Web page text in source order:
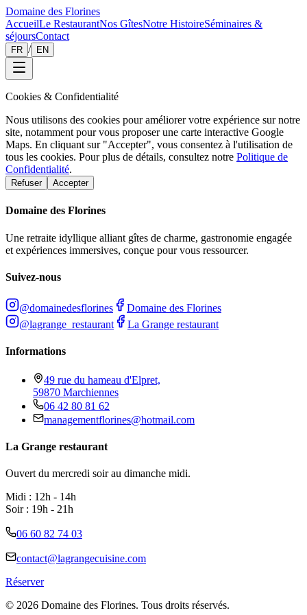
Domaine des Florines
AccueilLe RestaurantNos GîtesNotre HistoireSéminaires &
séjoursContact
FR / EN
Cookies & Confidentialité
Nous utilisons des cookies pour améliorer votre expérience sur notre
site, notamment pour vous proposer une carte interactive Google
Maps. En cliquant sur "Accepter", vous consentez à l'utilisation de
tous les cookies. Pour plus de détails, consultez notre Politique de
Confidentialité.
Refuser Accepter
Domaine des Florines
Une retraite idyllique alliant gîtes de charme, gastronomie engagée
et expériences immersives, conçue pour vous ressourcer.
Suivez-nous
@domainedesflorines
Domaine des Florines
@lagrange_restaurant
La Grange restaurant
Informations
49 rue du hameau d'Elpret,
59870 Marchiennes
06 42 80 81 62
managementflorines@hotmail.com
La Grange restaurant
Ouvert du mercredi soir au dimanche midi.
Midi : 12h - 14h
Soir : 19h - 21h
06 60 82 74 03
contact@lagrangecuisine.com
Réserver
© 2026 Domaine des Florines. Tous droits réservés.